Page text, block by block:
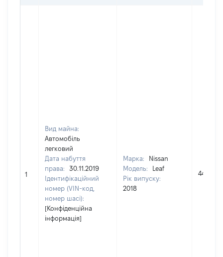
1
Вид майна:
Автомобіль
легковий
Дата набуття
права:
30.11.2019
Ідентифікаційний
номер (VIN-код,
номер шасі):
[Конфіденційна
інформація]
Марка:
Nissan
Модель:
Leaf
Рік випуску:
2018
440393